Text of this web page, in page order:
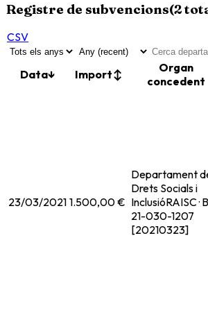
Registre de subvencions(2
CSV
Data↓ Import↕
Organ
concedent
23/03/2021 1.500,00 €
Departament
Drets Socials i
InclusióRAISC ·
21-030-1207
[20210323]